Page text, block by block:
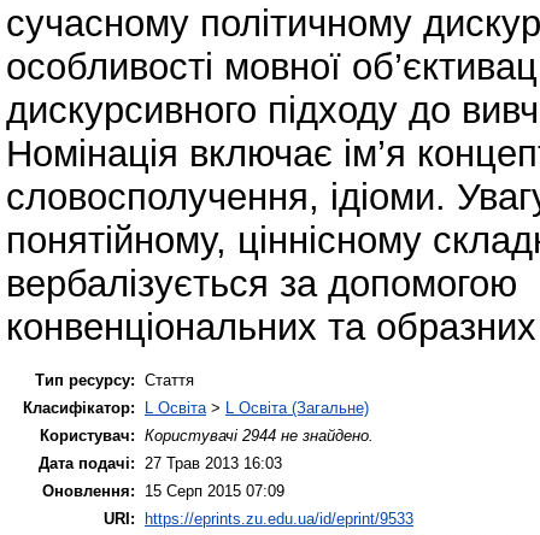
сучасному політичному
особливості мовної
дискурсивного підходу до
Номінація включає ім’я
словосполучення, ідіоми.
понятійному, ціннісному
вербалізується за допомогою
конвенціональних та
Тип ресурсу: Стаття
Класифікатор:
L Освіта > L Освіта (Загальне)
Користувач: Користувачі 2944 не знайдено.
Дата подачі:
27 Трав 2013 16:03
Оновлення:
15 Серп 2015 07:09
URI: https://eprints.zu.edu.ua/id/eprint/9533